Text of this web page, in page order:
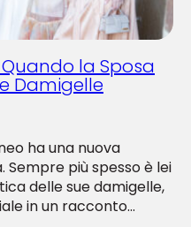
Quando la Sposa
Damigelle
ha una nuova
più spesso è lei
delle sue damigelle,
in un racconto...